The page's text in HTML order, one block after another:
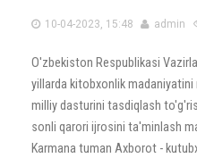
10-04-2023, 15:48 admin
️O'zbekiston Respublikasi
yillarda kitobxonlik
milliy dasturini tasdiqlash
sonli qarori ijrosini ta'minlash
Karmana tuman Axborot -